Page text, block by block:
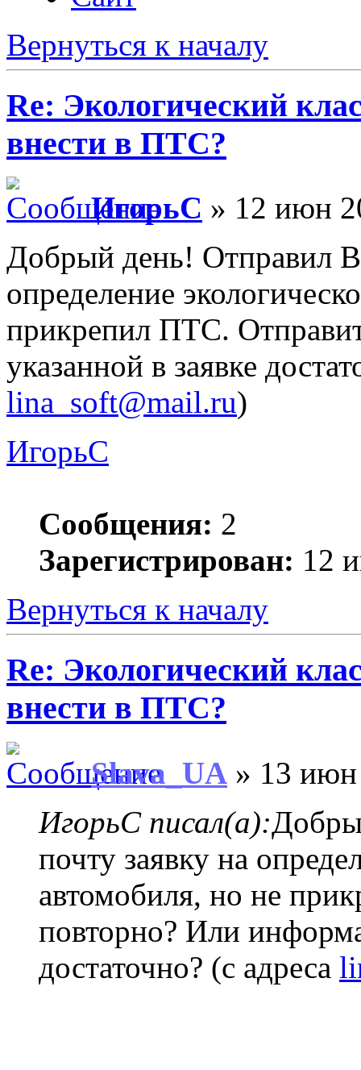
Вернуться к началу
Re: Экологический
внести в ПТС?
ИгорьC » 12 июн
Добрый день! Отправил
определение
прикрепил ПТС.
указанной в заявке
lina_soft@mail.ru)
ИгорьC
Сообщения: 2
Зарегистрирован: 12
Вернуться к началу
Re: Экологический
внести в ПТС?
Slava_UA » 13
ИгорьC писал(а):
почту заявку на
автомобиля, но не
повторно? Или
достаточно? (с адреса